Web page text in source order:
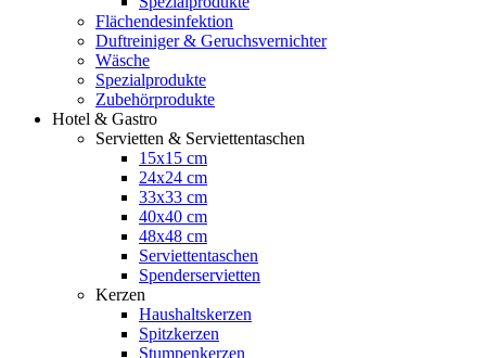
Flächendesinfektion
Duftreiniger & Geruchsvernichter
Wäsche
Spezialprodukte
Zubehörprodukte
Hotel & Gastro
Servietten & Serviettentaschen
15x15 cm
24x24 cm
33x33 cm
40x40 cm
48x48 cm
Serviettentaschen
Spenderservietten
Kerzen
Haushaltskerzen
Spitzkerzen
Stumpenkerzen